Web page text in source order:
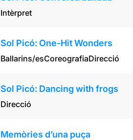
Intèrpret
Sol Picó: One-Hit Wonders
Ballarins/esCoreografiaDirecció
Sol Picó: Dancing with frogs
Direcció
Memòries d’una puça